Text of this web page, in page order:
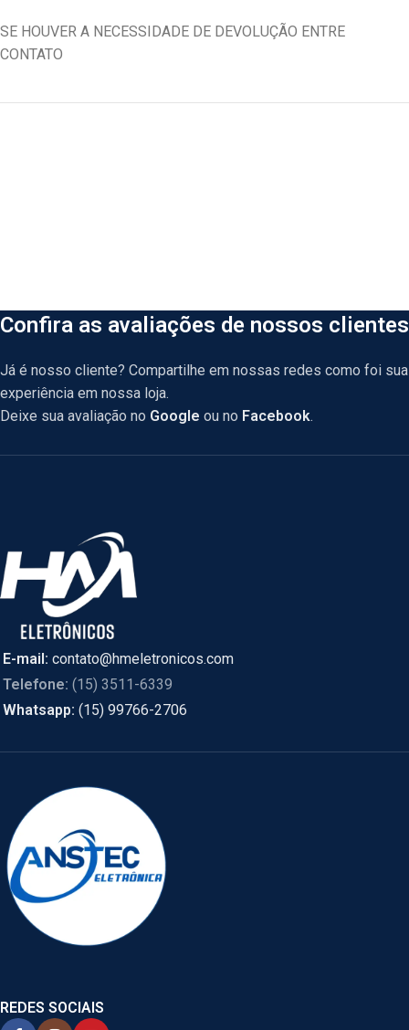
SE HOUVER A NECESSIDADE DE DEVOLUÇÃO ENTRE
CONTATO
Confira as avaliações de nossos clientes
Já é nosso cliente? Compartilhe em nossas redes como foi sua
experiência em nossa loja.
Deixe sua avaliação no Google ou no Facebook.
E-mail: contato@hmeletronicos.com
Telefone: (15) 3511-6339
Whatsapp: (15) 99766-2706
REDES SOCIAIS